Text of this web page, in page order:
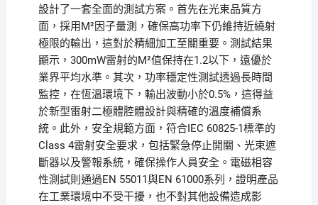
設計了一套全面的測試方案。首先在光束品質方
面，採用M²因子量測，確保高功率下仍維持近繞射
極限的輸出，這對於精細加工至關重要。測試結果
顯示，300mW雷射的M²值保持在1.2以下，遠優於
業界平均水準。其次，功率穩定性測試透過長時間
監控，在恆溫環境下，輸出波動小於0.5%，這得益
於新型雷射二極體腔體設計與精確的溫度補償系
統。此外，安全規範方面，符合IEC 60825-1標準的
Class 4雷射安全要求，包括緊急停止開關、光束遮
斷器以及警報系統，確保操作人員安全。電磁相容
性測試則通過EN 55011與EN 61000系列，證明產品
在工業環境中不受干擾，也不對其他設備造成影